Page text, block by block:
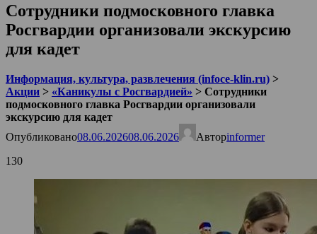
Сотрудники подмосковного главка
Росгвардии организовали экскурсию
для кадет
Информация, культура, развлечения (infoce-klin.ru) >
Акции > «Каникулы с Росгвардией» > Сотрудники
подмосковного главка Росгвардии организовали
экскурсию для кадет
Опубликовано08.06.202608.06.2026 Авторinformer
130